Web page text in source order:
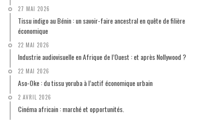
27 MAI 2026
Tissu indigo au Bénin : un savoir-faire ancestral en quête de filière
économique
22 MAI 2026
Industrie audiovisuelle en Afrique de l’Ouest : et après Nollywood ?
22 MAI 2026
Aso-Oke : du tissu yoruba à l’actif économique urbain
2 AVRIL 2026
Cinéma africain : marché et opportunités.